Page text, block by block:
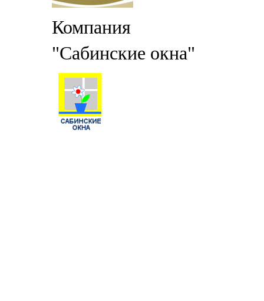
Компания
"Сабинские окна"